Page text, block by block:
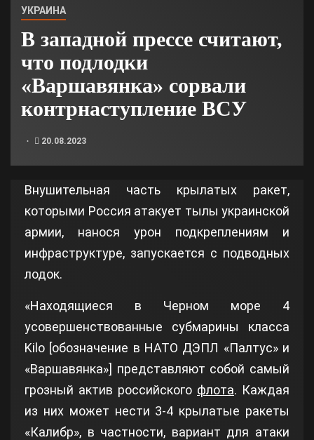
УКРАИНА
В западной прессе считают,
что подлодки
«Варшавянка» сорвали
контрнаступление ВСУ
20.08.2023
Внушительная часть крылатых ракет,
которыми Россия атакует тылы украинской
армии, нанося урон подкреплениям и
инфраструктуре, запускается с подводных
лодок.
«Находящиеся в Черном море 4
усовершенствованные субмарины класса
Kilo [обозначение в НАТО ДЭПЛ «Палтус» и
«Варшавянка»] представляют собой самый
грозный актив российского флота. Каждая
из них может нести 3-4 крылатые ракеты
«Калибр», в частности, вариант для атаки